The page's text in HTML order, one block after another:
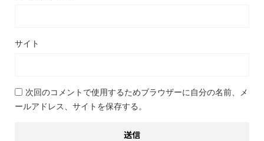
サイト
次回のコメントで使用するためブラウザーに自分の名前、メ
ールアドレス、サイトを保存する。